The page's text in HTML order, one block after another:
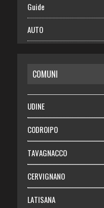
Guide
AUTO
RISPARMIO
SALUTE
Necrologie
Chi siamo
Abbonati
Login
COMUNI
UDINE
CODROIPO
TAVAGNACCO
CERVIGNANO
LATISANA